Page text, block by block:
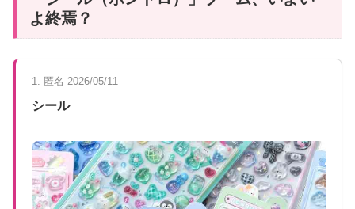
よ終焉？
1. 匿名 2026/05/11
シール